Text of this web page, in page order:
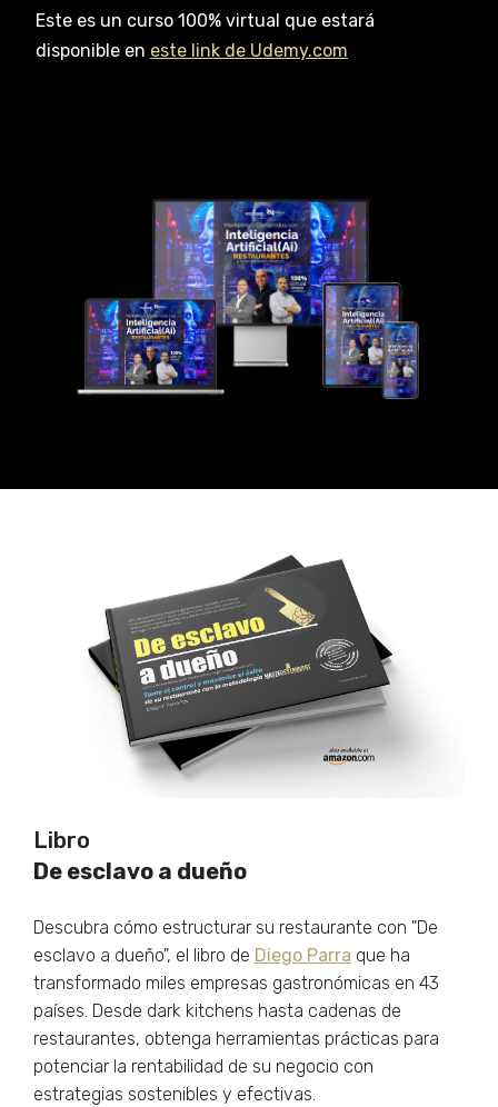
Este es un curso 100% virtual que estará
disponible en este link de Udemy.com
Libro
De esclavo a dueño
Descubra cómo estructurar su restaurante con "De
esclavo a dueño", el libro de Diego Parra que ha
transformado miles empresas gastronómicas en 43
países. Desde dark kitchens hasta cadenas de
restaurantes, obtenga herramientas prácticas para
potenciar la rentabilidad de su negocio con
estrategias sostenibles y efectivas.